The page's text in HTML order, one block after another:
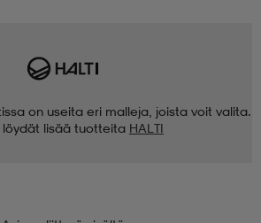
on useita eri malleja, joista voit valita.
löydät lisää tuotteita HALTI